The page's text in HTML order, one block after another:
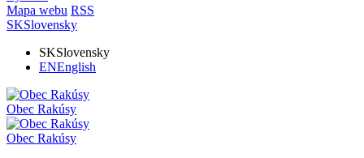
Mapa webu RSS
SKSlovensky
SKSlovensky
ENEnglish
Obec Rakúsy
Obec Rakúsy